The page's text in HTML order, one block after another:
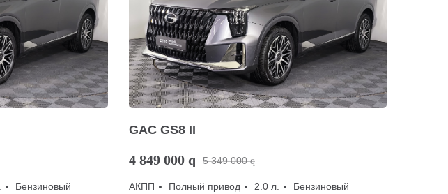
Бензиновый
GAC GS8 II
4 849 000 q 5 349 000 q
АКПП Полный привод 2.0 л.
Бензиновый